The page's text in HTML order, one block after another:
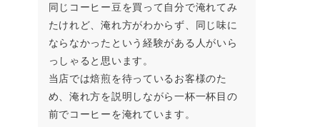
同じコーヒー豆を買って自分で淹れてみ
たけれど、淹れ方がわからず、同じ味に
ならなかったという経験がある人がいら
っしゃると思います。
当店では焙煎を待っているお客様のた
め、淹れ方を説明しながら一杯一杯目の
前でコーヒーを淹れています。